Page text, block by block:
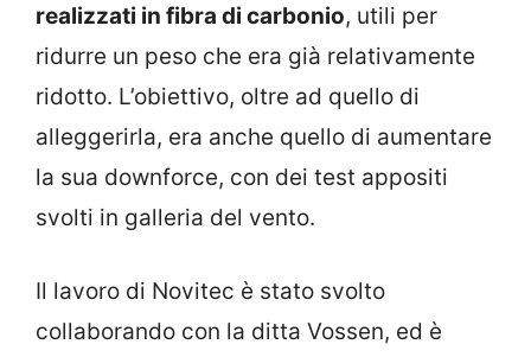
realizzati in fibra di carbonio, utili per
ridurre un peso che era già relativamente
ridotto. L’obiettivo, oltre ad quello di
alleggerirla, era anche quello di aumentare
la sua downforce, con dei test appositi
svolti in galleria del vento.
Il lavoro di Novitec è stato svolto
collaborando con la ditta Vossen, ed è